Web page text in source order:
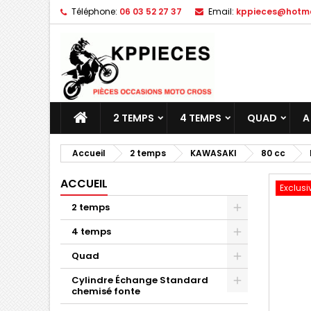
Téléphone: 06 03 52 27 37 Email:
2 TEMPS 4 TEMPS QUAD
Accueil 2 temps KAWASAKI 80 cc
ACCUEIL
2 temps
4 temps
Quad
Cylindre Échange Standard
chemisé fonte